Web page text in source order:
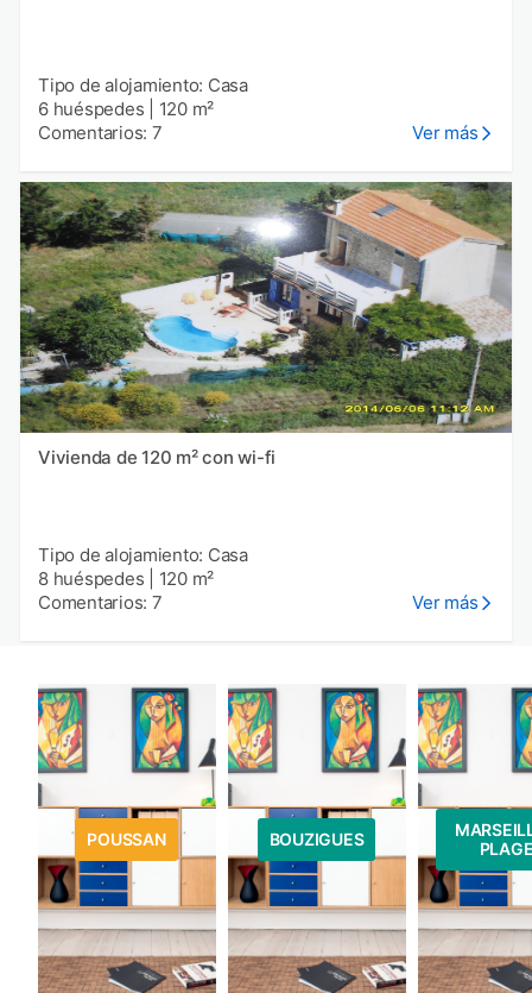
Tipo de alojamiento: Casa
6 huéspedes
120 m²
Comentarios: 7
Ver más
Vivienda de 120 m² con wi-fi
Tipo de alojamiento: Casa
8 huéspedes
120 m²
Comentarios: 7
Ver más
POUSSAN BOUZIGUES